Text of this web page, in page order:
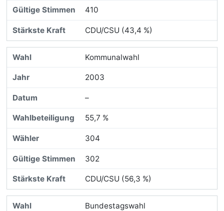
410
CDU/CSU (43,4 %)
Kommunalwahl
2003
–
55,7 %
304
302
CDU/CSU (56,3 %)
Bundestagswahl